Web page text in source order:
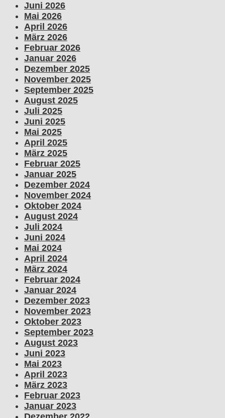
Juni 2026
Mai 2026
April 2026
März 2026
Februar 2026
Januar 2026
Dezember 2025
November 2025
September 2025
August 2025
Juli 2025
Juni 2025
Mai 2025
April 2025
März 2025
Februar 2025
Januar 2025
Dezember 2024
November 2024
Oktober 2024
August 2024
Juli 2024
Juni 2024
Mai 2024
April 2024
März 2024
Februar 2024
Januar 2024
Dezember 2023
November 2023
Oktober 2023
September 2023
August 2023
Juni 2023
Mai 2023
April 2023
März 2023
Februar 2023
Januar 2023